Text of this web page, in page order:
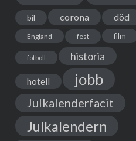
bil corona död
England fest film
fotboll historia
hotell jobb
Julkalenderfacit
Julkalendern